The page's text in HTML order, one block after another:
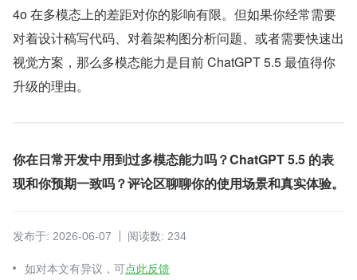
4o 在多模态上的差距对你的影响有限。但如果你经常需要
对着设计稿写代码、对着架构图分析问题、或者需要快速出
视觉方案，那么多模态能力是目前 ChatGPT 5.5 最值得你
升级的理由。
你在日常开发中用到过多模态能力吗？ChatGPT 5.5 的表
现和你预期一致吗？评论区聊聊你的使用场景和真实体验。
发布于: 2026-06-07 阅读数: 234
如对本文有异议，可点此反馈